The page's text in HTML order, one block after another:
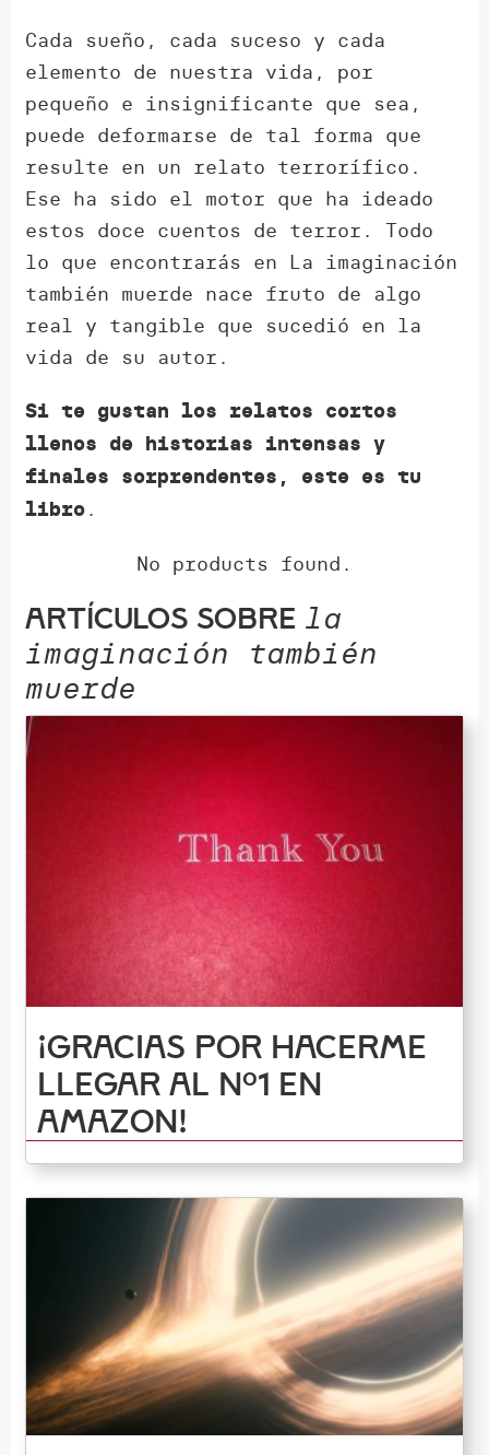
Cada sueño, cada suceso y cada
elemento de nuestra vida, por
pequeño e insignificante que sea,
puede deformarse de tal forma que
resulte en un relato terrorífico.
Ese ha sido el motor que ha ideado
estos doce cuentos de terror. Todo
lo que encontrarás en La imaginación
también muerde nace fruto de algo
real y tangible que sucedió en la
vida de su autor.
Si te gustan los relatos cortos
llenos de historias intensas y
finales sorprendentes, este es tu
libro.
No products found.
Artículos sobre la
imaginación también
muerde
¡Gracias por hacerme
llegar al nº1 en
Amazon!